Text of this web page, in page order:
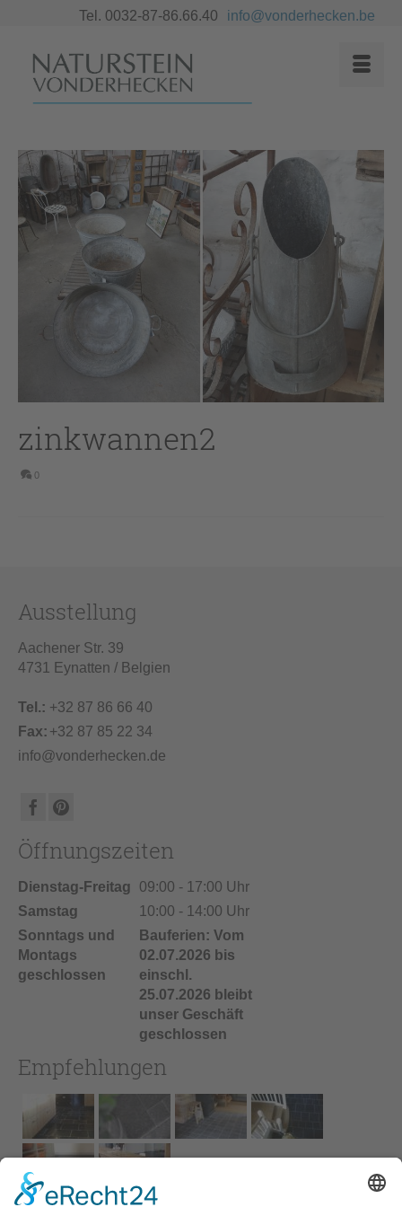
Tel. 0032-87-86.66.40 info@vonderhecken.be
zinkwannen2
0
Ausstellung
Aachener Str. 39
4731 Eynatten / Belgien
Tel.: +32 87 86 66 40
Fax: +32 87 85 22 34
info@vonderhecken.de
Öffnungszeiten
Dienstag-Freitag
09:00 - 17:00 Uhr
Samstag
10:00 - 14:00 Uhr
Sonntags und
Montags
geschlossen
Bauferien: Vom
02.07.2026 bis
einschl.
25.07.2026 bleibt
unser Geschäft
geschlossen
Empfehlungen